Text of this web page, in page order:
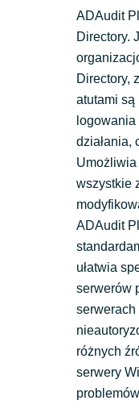
ADAudit
Directory.
Directory,
atutami
działania,
wszystkie
ADAudit
ułatwia
serwerów
różnych
serwery